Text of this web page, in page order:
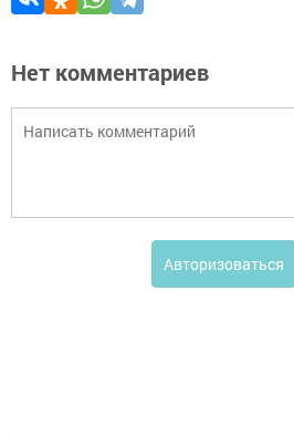
Нет комментариев
Авторизоваться